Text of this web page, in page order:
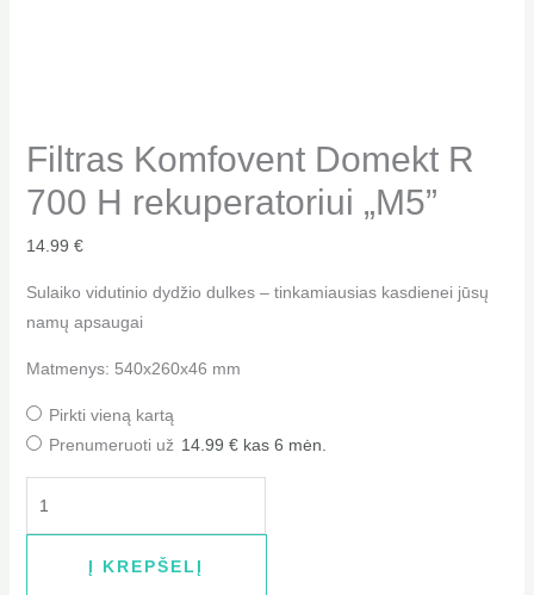
Filtras Komfovent Domekt R
700 H rekuperatoriui „M5”
14.99 €
Sulaiko vidutinio dydžio dulkes – tinkamiausias kasdienei jūsų
namų apsaugai
Matmenys: 540x260x46 mm
Pirkti vieną kartą
Prenumeruoti už 14.99€ kas 6 mėn.
Į KREPŠELĮ